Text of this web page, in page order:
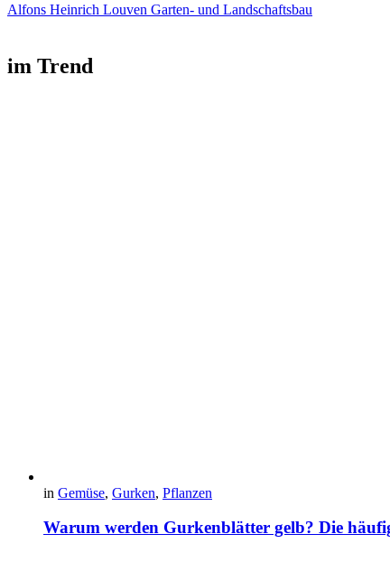
Alfons Heinrich Louven Garten- und Landschaftsbau
im Trend
in Gemüse, Gurken, Pflanzen
Warum werden Gurkenblätter gelb? Die